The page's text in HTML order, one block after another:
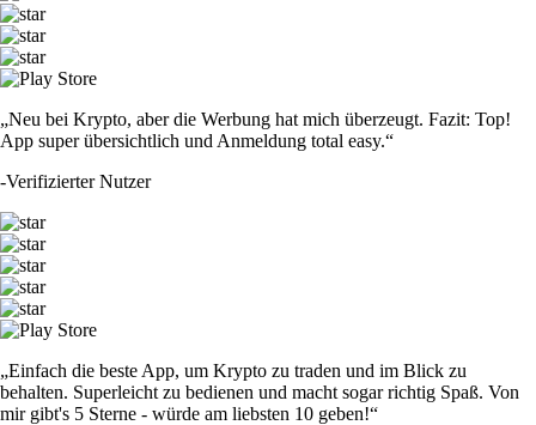
„Neu bei Krypto, aber die Werbung hat mich überzeugt. Fazit: Top!
App super übersichtlich und Anmeldung total easy.“
-Verifizierter Nutzer
„Einfach die beste App, um Krypto zu traden und im Blick zu
behalten. Superleicht zu bedienen und macht sogar richtig Spaß. Von
mir gibt's 5 Sterne - würde am liebsten 10 geben!“